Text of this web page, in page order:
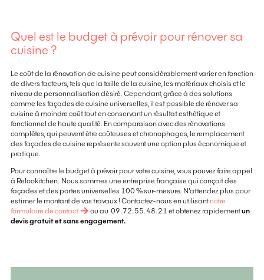
Quel est le budget à prévoir pour rénover sa
cuisine ?
Le coût de la rénovation de cuisine peut considérablement varier en fonction
de divers facteurs, tels que la taille de la cuisine, les matériaux choisis et le
niveau de personnalisation désiré. Cependant, grâce à des solutions
comme les façades de cuisine universelles, il est possible de rénover sa
cuisine à moindre coût tout en conservant un résultat esthétique et
fonctionnel de haute qualité. En comparaison avec des rénovations
complètes, qui peuvent être coûteuses et chronophages, le remplacement
des façades de cuisine représente souvent une option plus économique et
pratique.
Pour connaître le budget à prévoir pour votre cuisine, vous pouvez faire appel
à Relookitchen. Nous sommes une entreprise française qui conçoit des
façades et des portes universelles 100 % sur-mesure. N’attendez plus pour
estimer le montant de vos travaux ! Contactez-nous en utilisant notre
formulaire de contact
ou au 09.72.55.48.21 et obtenez rapidementun
devis gratuit et sans engagement.